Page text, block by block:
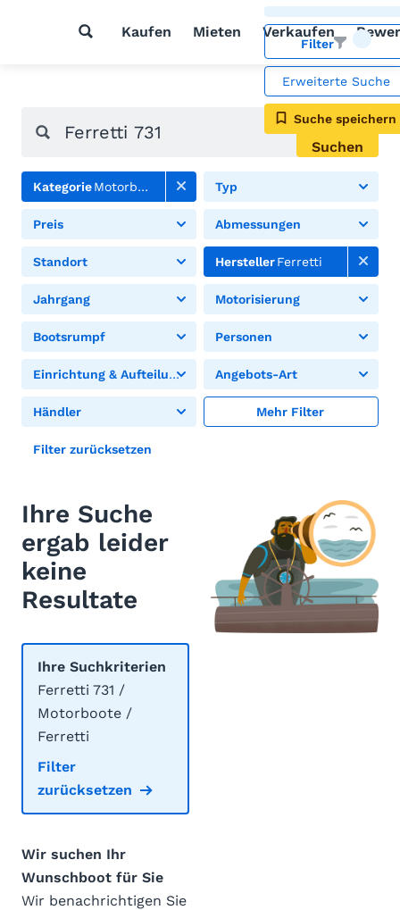
Kaufen Mieten Verkaufen
Filter
Erweiterte Suche
Suche speichern
Suchen
KategorieMotorboote Typ
Preis Abmessungen
Standort HerstellerFerretti
Jahrgang Motorisierung
Bootsrumpf Personen
Einrichtung & Aufteilung Angebots-Art
Händler Mehr Filter
Filter zurücksetzen
Ihre Suche
ergab leider
keine
Resultate
Ihre Suchkriterien
Ferretti 731 /
Motorboote /
Ferretti
Filter
zurücksetzen
Wir suchen Ihr
Wunschboot für Sie
Wir benachrichtigen Sie